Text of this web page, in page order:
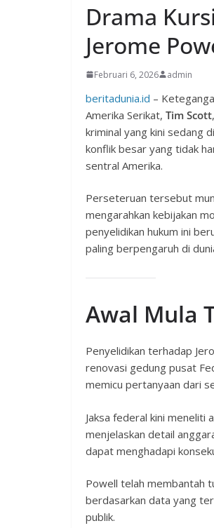
Drama
Jerome
Februari 6, 2026 admin
beritadunia.id –
Amerika Serikat, Tim Scott
kriminal yang kini sedang
konflik besar yang tidak
sentral Amerika.
Perseteruan tersebut
mengarahkan kebijakan
penyelidikan hukum ini
paling berpengaruh di
Awal Mula
Penyelidikan terhadap
renovasi gedung pusat
memicu pertanyaan dari
Jaksa federal kini meneliti
menjelaskan detail
dapat menghadapi
Powell telah membantah
berdasarkan data yang
publik.